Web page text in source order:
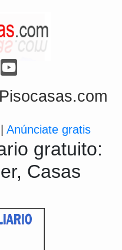
Anúnciate gratis
gratuito:
Casas